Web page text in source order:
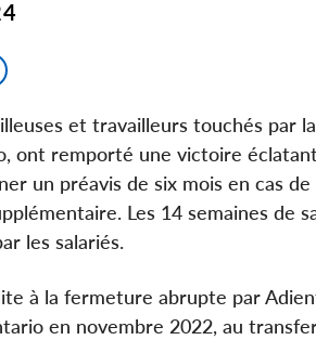
et travailleurs touchés par
ont remporté une victoire
un préavis de six mois en cas
Les 14 semaines de
les salariés.
à la fermeture abrupte par
en novembre 2022, au